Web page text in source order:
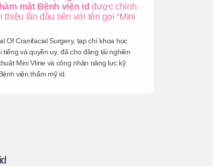
mặt Bệnh viện id được chính
thiệu lần đầu tiên với tên gọi “Mini
Of Cranifacial Surgery, tạp chí khoa học
tiếng và quyền uy, đã cho đăng tải nghiên
Mini Vline và công nhận năng lực kỹ
viện thẩm mỹ id.